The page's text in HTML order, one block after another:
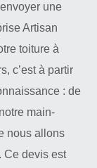
une
Artisan
toiture à
c’est à partir
: de
main-
nous allons
Ce devis est